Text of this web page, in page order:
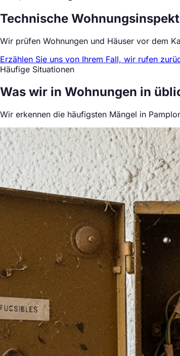
Technische
Wir prüfen Wohnungen und Häuser vor dem
Erzählen Sie uns von Ihrem Fall, wir rufen
Häufige Situationen
Was wir in Wohnungen in
Wir erkennen die häufigsten Mängel in